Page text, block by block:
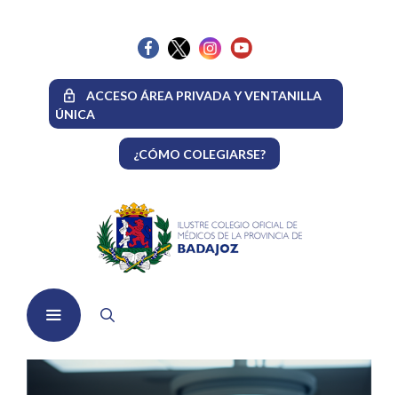
ACCESO ÁREA PRIVADA Y VENTANILLA
ÚNICA
¿CÓMO COLEGIARSE?
Menú